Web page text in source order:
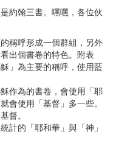
約翰三書。嘿嘿，各位伙
稱呼形成一個群組，另外
出個書卷的特色。附表
」為主要的稱呼，使用藍
作為的書卷，會使用「耶
會使用「基督」多一些。
督。
計的「耶和華」與「神」